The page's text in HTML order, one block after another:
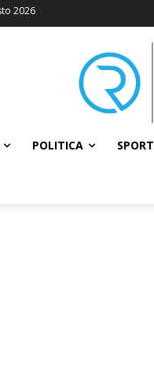
2026
POLITICA SPORT